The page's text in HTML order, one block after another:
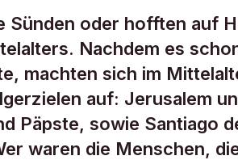
Sünden oder hofften auf
Nachdem es
machten sich im
auf: Jerusalem
Päpste, sowie Santiago
waren die Menschen,